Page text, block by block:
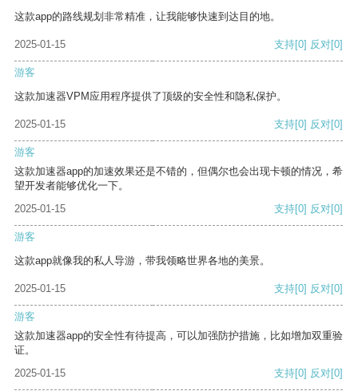
这款app的路线规划非常精准，让我能够快速到达目的地。
2025-01-15 支持[0] 反对[0]
游客
这款加速器VPM应用程序提供了顶级的安全性和隐私保护。
2025-01-15 支持[0] 反对[0]
游客
这款加速器app的加速效果还是不错的，但偶尔也会出现卡顿的情况，希
望开发者能够优化一下。
2025-01-15
支持[0] 反对[0]
游客
这款app就像我的私人导游，带我领略世界各地的美景。
2025-01-15 支持[0] 反对[0]
游客
这款加速器app的安全性有待提高，可以加强防护措施，比如增加双重验
证。
2025-01-15
支持[0] 反对[0]